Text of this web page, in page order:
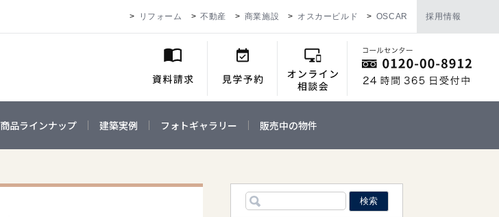
リフォーム 不動産 商業施設 オスカービルド OSCAR 採用情報
商品ラインナップ 建築実例 フォトギャラリー 販売中の物件